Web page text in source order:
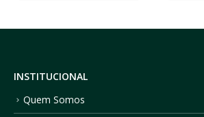
INSTITUCIONAL
Quem Somos